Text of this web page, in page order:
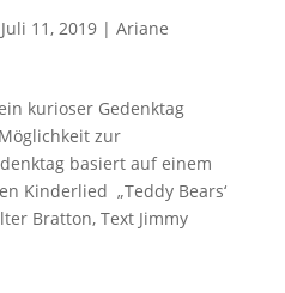
Juli 11, 2019| Ariane
kurioser Gedenktag
zur
basiert auf einem
Kinderlied „Teddy Bears‘
Bratton, Text Jimmy